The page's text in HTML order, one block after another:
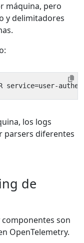
máquina, pero
y delimitadores
los logs
parsers diferentes
de
componentes son
OpenTelemetry.